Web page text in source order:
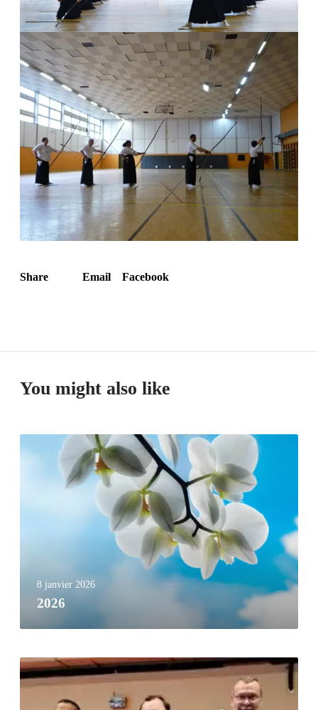
Share Email Facebook
You might also like
8 janvier 2026
2026